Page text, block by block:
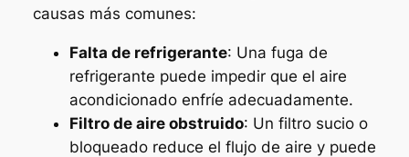
causas más comunes:
Falta de refrigerante: Una fuga de
refrigerante puede impedir que el aire
acondicionado enfríe adecuadamente.
Filtro de aire obstruido: Un filtro sucio o
bloqueado reduce el flujo de aire y puede